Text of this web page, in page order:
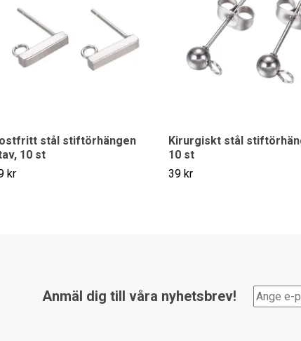
stål stiftörhängen
10 st
kr
Kirurgiskt stål
10 st
39 kr
Anmäl dig till våra nyhetsbrev!